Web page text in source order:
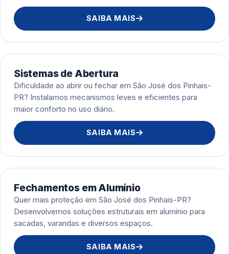
SAIBA MAIS
Sistemas de Abertura
Dificuldade ao abrir ou fechar em São José dos Pinhais-
PR? Instalamos mecanismos leves e eficientes para
maior conforto no uso diário.
SAIBA MAIS
Fechamentos em Alumínio
Quer mais proteção em São José dos Pinhais-PR?
Desenvolvemos soluções estruturais em alumínio para
sacadas, varandas e diversos espaços.
SAIBA MAIS